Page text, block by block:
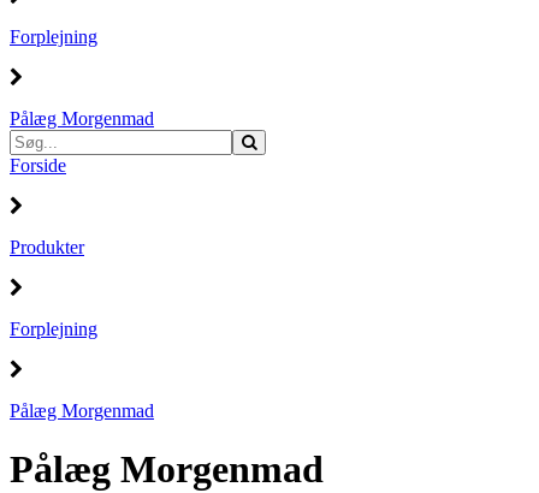
Forplejning
Pålæg Morgenmad
Forside
Produkter
Forplejning
Pålæg Morgenmad
Pålæg Morgenmad